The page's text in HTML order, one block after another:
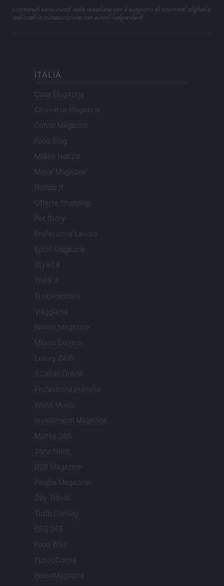
I contenuti sono curati dalla redazione con il supporto di strumenti digitali e
realizzati in collaborazione con autori indipendenti.
ITALIA
Casa Magazine
Cineverse Magazine
Donne Magazine
Food Blog
Milano Notizie
Motor Magazine
Notizie.it
Offerte Shopping
Pet Story
Professione Lavoro
Sport Magazine
Style24
Think.it
Tuobenessere
Viaggiamo
Nonne Magazine
Milano Cortina
Luxury Club
Il Calcio Online
Professione mamma
World Music
Investimenti Magazine
Money 365
Zona Nerd
B2B Magazine
People Magazine
Day Travel
Tutto Gaming
ESG 365
Food Wiki
FuturoDonna
HomeMagazine